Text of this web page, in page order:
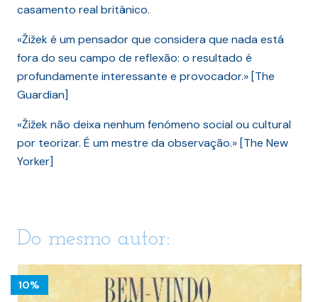
casamento real britânico.
«Žižek é um pensador que considera que nada está
fora do seu campo de reflexão: o resultado é
profundamente interessante e provocador.» [The
Guardian]
«Žižek não deixa nenhum fenómeno social ou cultural
por teorizar. É um mestre da observação.» [The New
Yorker]
Do mesmo autor:
10%